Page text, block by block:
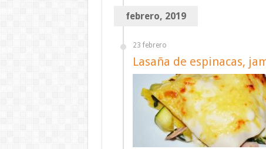
febrero, 2019
23 febrero
Lasaña de espinacas,